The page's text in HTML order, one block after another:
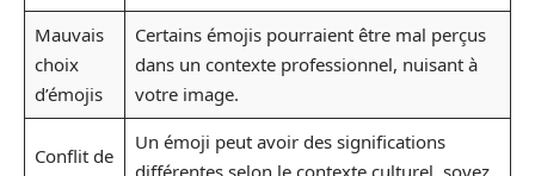
Mauvais
choix
d’émojis
Certains émojis pourraient être mal perçus
dans un contexte professionnel, nuisant à
votre image.
Conflit de
Un émoji peut avoir des significations
différentes selon le contexte culturel, soyez